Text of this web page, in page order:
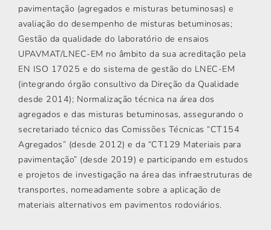
pavimentação (agregados e misturas betuminosas) e
avaliação do desempenho de misturas betuminosas;
Gestão da qualidade do laboratório de ensaios
UPAVMAT/LNEC-EM no âmbito da sua acreditação pela
EN ISO 17025 e do sistema de gestão do LNEC-EM
(integrando órgão consultivo da Direção da Qualidade
desde 2014); Normalização técnica na área dos
agregados e das misturas betuminosas, assegurando o
secretariado técnico das Comissões Técnicas “CT154
Agregados” (desde 2012) e da “CT129 Materiais para
pavimentação” (desde 2019) e participando em estudos
e projetos de investigação na área das infraestruturas de
transportes, nomeadamente sobre a aplicação de
materiais alternativos em pavimentos rodoviários.